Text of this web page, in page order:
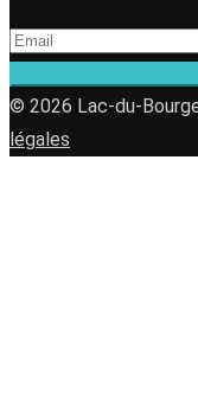
© 2026 Lac-du-
légales